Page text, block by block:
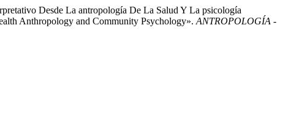
Desde La antropología De La Salud Y La psicología
Anthropology and Community Psychology». ANTROPOLOGÍA -